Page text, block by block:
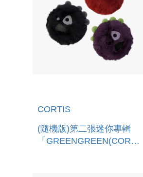
CORTIS
(隨機版)第二張迷你專輯
「GREENGREEN(CORTIS